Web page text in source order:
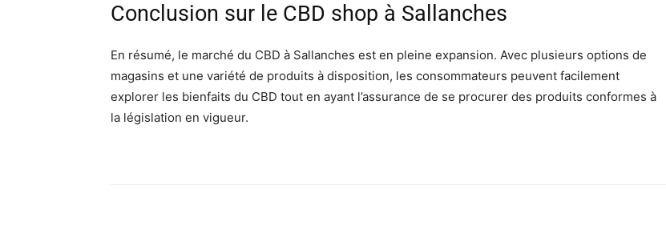
Conclusion sur le CBD shop à Sallanches
En résumé, le marché du CBD à Sallanches est en pleine expansion. Avec plusieurs options de
magasins et une variété de produits à disposition, les consommateurs peuvent facilement
explorer les bienfaits du CBD tout en ayant l’assurance de se procurer des produits conformes à
la législation en vigueur.